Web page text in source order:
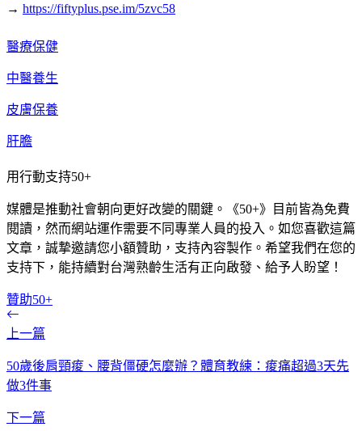
→ https://fiftyplus.pse.im/5zvc58
醫療保健
中醫養生
皮膚保養
肝膽
用行動支持50+
媒體是推動社會朝向更好改變的關鍵。《50+》目前皆為免費
閱讀，然而網站運作需要不同專業人員的投入。如您喜歡這篇
文章，誠摯邀請您小額贊助，支持內容製作。希望我們在您的
支持下，能持續對台灣熟齡生活有正向啟發、給予人盼望！
贊助50+
上一篇
50歲後肩頸痠、腰背僵硬怎麼辦？體育教練：痠痛超過3天先
做3件事
下一篇